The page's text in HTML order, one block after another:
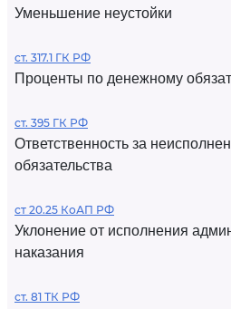
Уменьшение неустойки
ст. 317.1 ГК РФ
Проценты по денежному
ст. 395 ГК РФ
Ответственность за
обязательства
ст 20.25 КоАП РФ
Уклонение от исполнения
наказания
ст. 81 ТК РФ